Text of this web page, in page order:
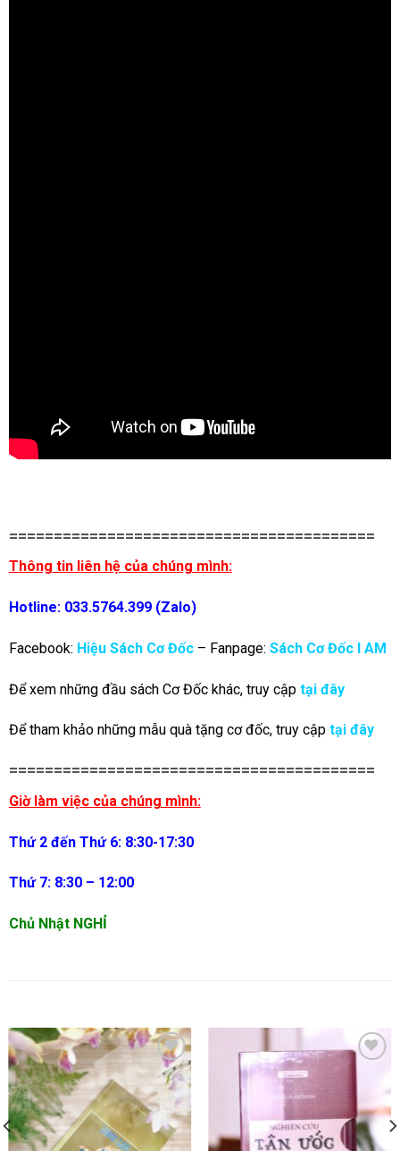
=========================================
Thông tin liên hệ của chúng mình:
Hotline: 033.5764.399 (Zalo)
Facebook: Hiệu Sách Cơ Đốc– Fanpage: Sách Cơ Đốc I AM
Để xem những đầu sách Cơ Đốc khác, truy cập tại đây
Để tham khảo những mẫu quà tặng cơ đốc, truy cập tại đây
=========================================
Giờ làm việc của chúng mình:
Thứ 2 đến Thứ 6: 8:30-17:30
Thứ 7: 8:30 – 12:00
Chủ Nhật NGHỈ
Thêm wishlist Thêm wishlist